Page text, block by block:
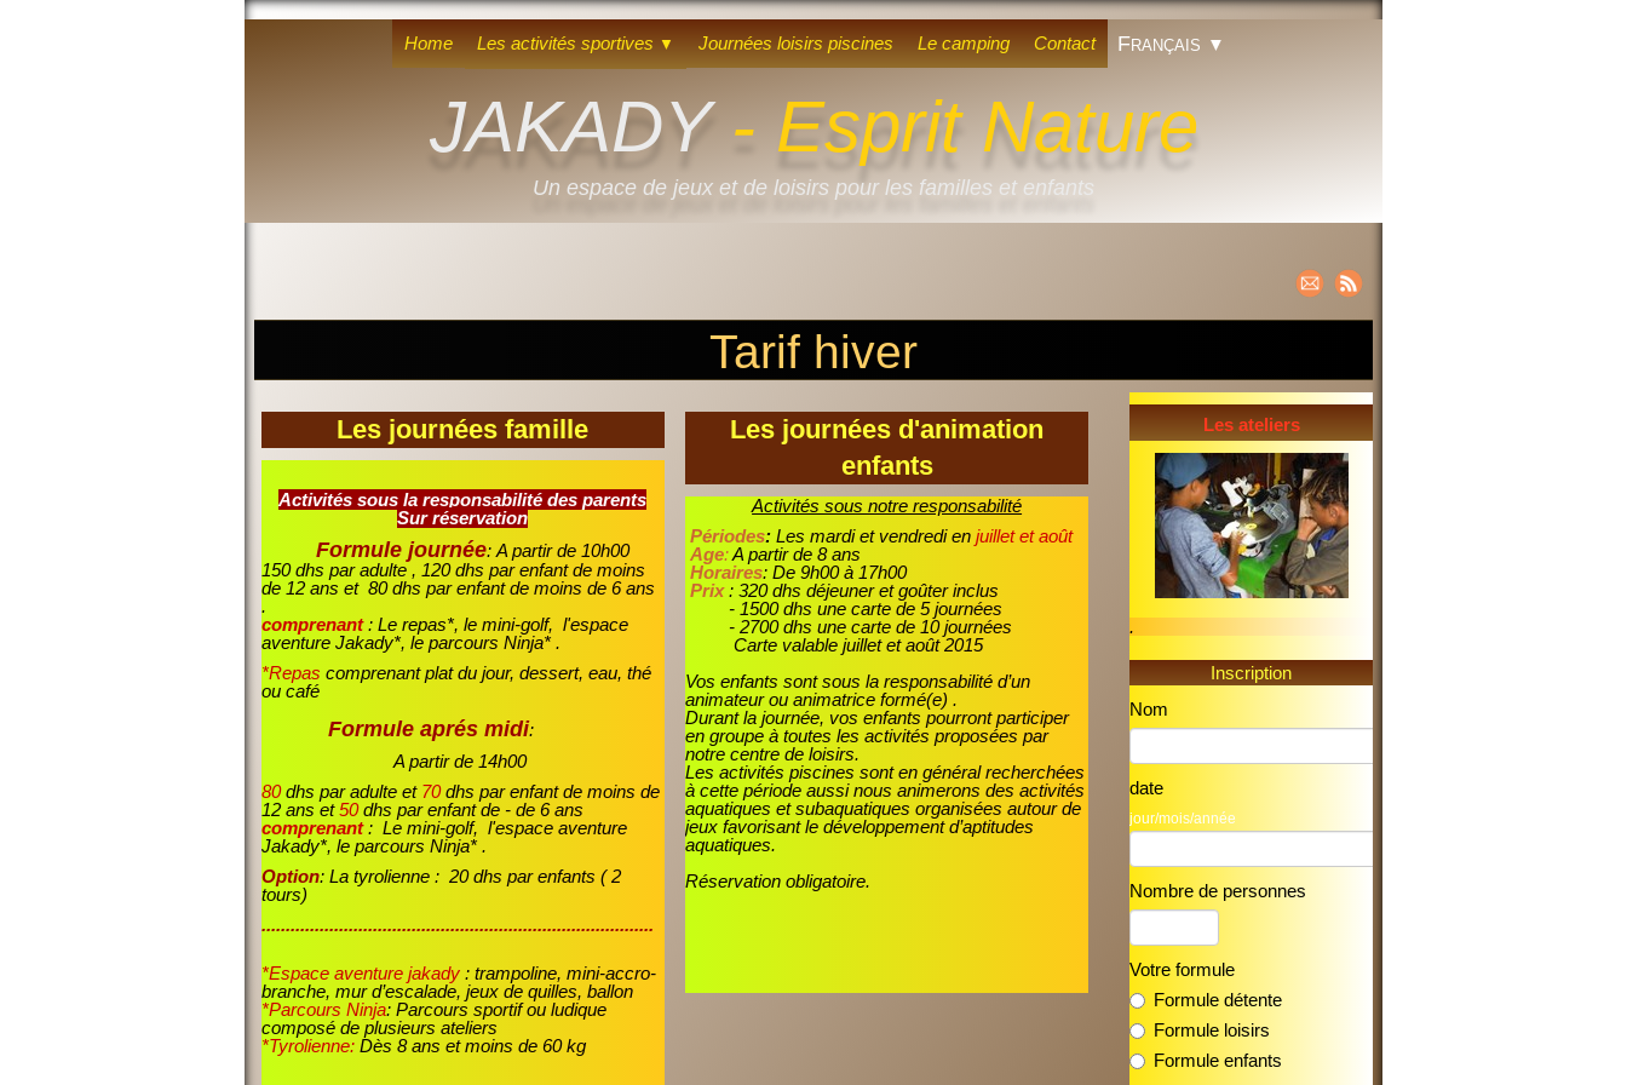
Home Les activités sportives ▼ Journées loisirs piscines Le camping Contact Français ▼
JAKADY- Esprit Nature
Un espace de jeux et de loisirs pour les familles et enfants
Tarif hiver
Les journées famille
Activités sous la responsabilité des parents
Sur réservation
Formule journée: A partir de 10h00
150 dhs par adulte , 120 dhs par enfant de moins
de 12 ans et 80 dhs par enfant de moins de 6 ans
.
comprenant : Le repas*, le mini-golf, l'espace
aventure Jakady*, le parcours Ninja* .
*Repas comprenant plat du jour, dessert, eau, thé
ou café
Formule aprés midi:
A partir de 14h00
80dhs par adulte et 70dhs par enfant de moins de
12 ans et50dhs par enfant de - de 6 ans
comprenant: Le mini-golf, l'espace aventure
Jakady*, le parcours Ninja* .
Option: La tyrolienne : 20 dhs par enfants ( 2
tours)
.................................................................................
*Espace aventure jakady : trampoline, mini-accro-
branche, mur d’escalade, jeux de quilles, ballon
*Parcours Ninja: Parcours sportif ou ludique
composé de plusieurs ateliers
*Tyrolienne: Dès 8 ans et moins de 60 kg
Les journées d'animation
enfants
Activités sous notre responsabilité
Périodes: Les mardi et vendredi enjuillet et août
Age:A partir de 8 ans
Horaires: De 9h00 à 17h00
Prix: 320 dhs déjeuner et goûter inclus
- 1500 dhs une carte de 5 journées
- 2700 dhs une carte de 10 journées
Carte valable juillet et août 2015
Vos enfants sont sous la responsabilité d’un
animateur ou animatrice formé(e) .
Durant la journée, vos enfants pourront participer
en groupe à toutes les activités proposées par
notre centre de loisirs.
Les activités piscines sont en général recherchées
à cette période aussi nous animerons des activités
aquatiques et subaquatiques organisées autour de
jeux favorisant le développement d’aptitudes
aquatiques.
Réservation obligatoire.
Les ateliers
.
Inscription
Nom
date
jour/mois/année
Nombre de personnes
Votre formule
Formule détente
Formule loisirs
Formule enfants